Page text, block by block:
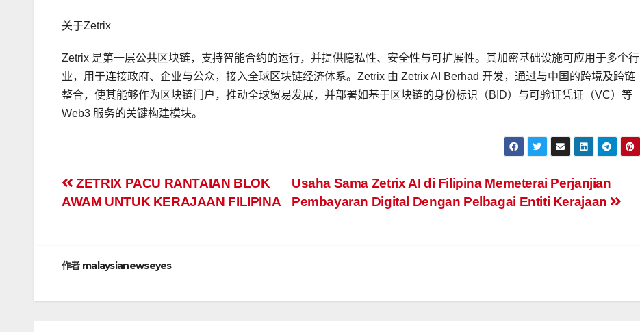
关于Zetrix
Zetrix 是第一层公共区块链，支持智能合约的运行，并提供隐私性、安全性与可扩展性。其加密基础设施可应用于多个行
业，用于连接政府、企业与公众，接入全球区块链经济体系。Zetrix 由 Zetrix AI Berhad 开发，通过与中国的跨境及跨链
整合，使其能够作为区块链门户，推动全球贸易发展，并部署如基于区块链的身份标识（BID）与可验证凭证（VC）等
Web3 服务的关键构建模块。
文
航
Usaha Sama Zetrix AI di Filipina Memeterai Perjanjian
Pembayaran Digital Dengan Pelbagai Entiti Kerajaan
ZETRIX PACU RANTAIAN BLOK
AWAM UNTUK KERAJAAN FILIPINA
作者 malaysianewseyes